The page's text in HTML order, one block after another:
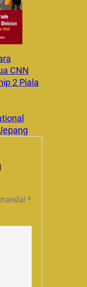
CNN
2 Piala
*